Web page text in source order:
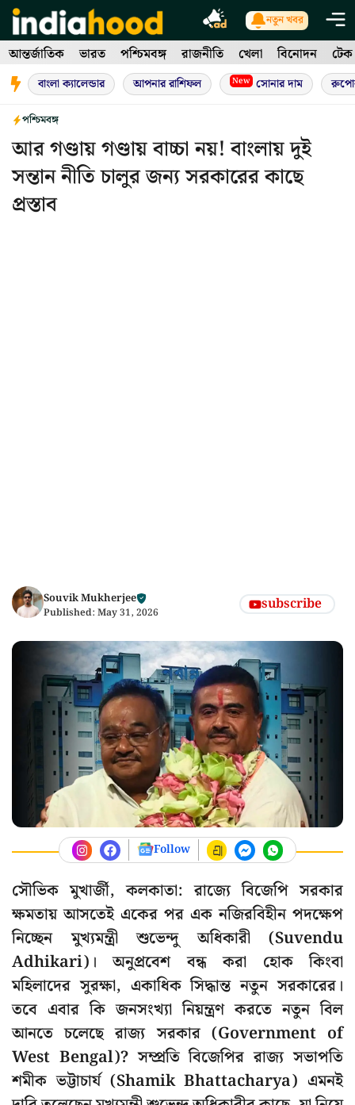
Skip
to
content
নতুন খবর
আন্তর্জাতিক ভারত পশ্চিমবঙ্গ রাজনীতি খেলা বিনোদন টেক
বাংলা ক্যালেন্ডার আপনার রাশিফল New সোনার দাম
পশ্চিমবঙ্গ
আর গণ্ডায় গণ্ডায় বাচ্চা নয়! বাংলায় দুই
সন্তান নীতি চালুর জন্য সরকারের কাছে
প্রস্তাব
Souvik Mukherjee
Published: May 31, 2026 subscribe
Follow
সৌভিক মুখার্জী, কলকাতা: রাজ্যে বিজেপি সরকার
ক্ষমতায় আসতেই একের পর এক নজিরবিহীন পদক্ষেপ
নিচ্ছেন মুখ্যমন্ত্রী শুভেন্দু অধিকারী (Suvendu
Adhikari)। অনুপ্রবেশ বন্ধ করা হোক কিংবা
মহিলাদের সুরক্ষা, একাধিক সিদ্ধান্ত নতুন সরকারের।
তবে এবার কি জনসংখ্যা নিয়ন্ত্রণ করতে নতুন বিল
আনতে চলেছে রাজ্য সরকার (Government of
West Bengal)? সম্প্রতি বিজেপির রাজ্য সভাপতি
শমীক ভট্টাচার্য (Shamik Bhattacharya) এমনই